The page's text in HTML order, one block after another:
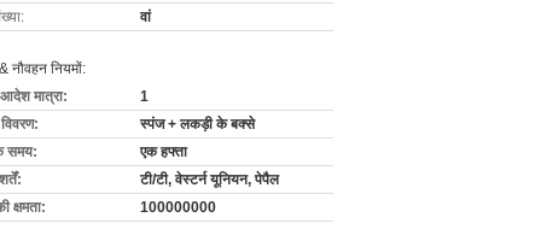
वां
नौवहन नियमों:
मात्रा:
1
स्पंज + लकड़ी के बक्से
समय:
एक हफ्ता
टी/टी, वेस्टर्न यूनियन, पेपैल
क्षमता:
100000000